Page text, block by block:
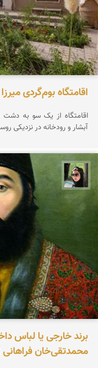
اقامتگاه بوم‌گردی
اقامتگاه از یک سو به دشت
آبشار و رودخانه در نزدیکی
سپیده اصلان
برند خارجی یا لباس
محمدتقی‌خان فراهانی